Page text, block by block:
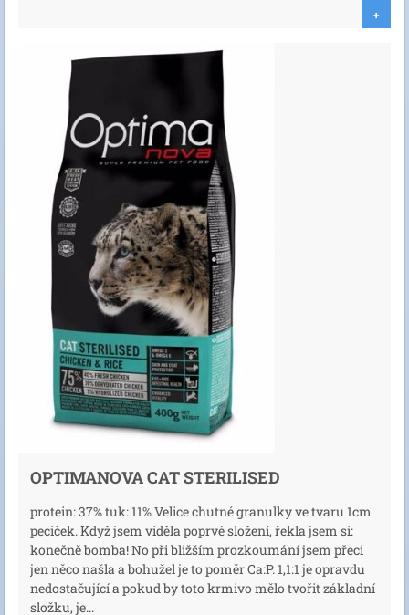
+
OPTIMANOVA CAT STERILISED
protein: 37% tuk: 11% Velice chutné granulky ve tvaru 1cm
peciček. Když jsem viděla poprvé složení, řekla jsem si:
konečně bomba! No při bližším prozkoumání jsem přeci
jen něco našla a bohužel je to poměr Ca:P. 1,1:1 je opravdu
nedostačující a pokud by toto krmivo mělo tvořit základní
složku, je...